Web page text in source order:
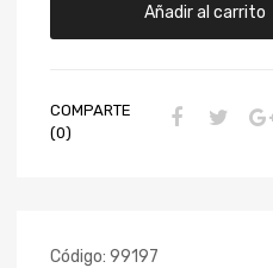
Añadir al carrito
COMPARTE
(0)
Código: 99197